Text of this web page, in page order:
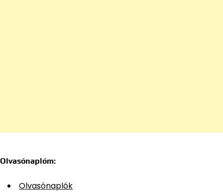
Olvasónaplóm:
Olvasónaplók